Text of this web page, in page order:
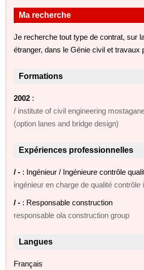
Ma recherche
Je recherche tout type de contrat, sur
étranger, dans le Génie civil et travaux
Formations
2002 :
/ institute of civil engineering
(option lanes and bridge design)
Expériences professionnelles
/ - : Ingénieur / Ingénieure contrôle
ingénieur en charge de qualité contrôle
/ - : Responsable construction
responsable ola construction group
Langues
Français